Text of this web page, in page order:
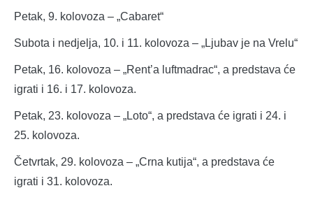
Petak, 9. kolovoza – „Cabaret“
Subota i nedjelja, 10. i 11. kolovoza – „Ljubav je na Vrelu“
Petak, 16. kolovoza – „Rent’a luftmadrac“, a predstava će
igrati i 16. i 17. kolovoza.
Petak, 23. kolovoza – „Loto“, a predstava će igrati i 24. i
25. kolovoza.
Četvrtak, 29. kolovoza – „Crna kutija“, a predstava će
igrati i 31. kolovoza.